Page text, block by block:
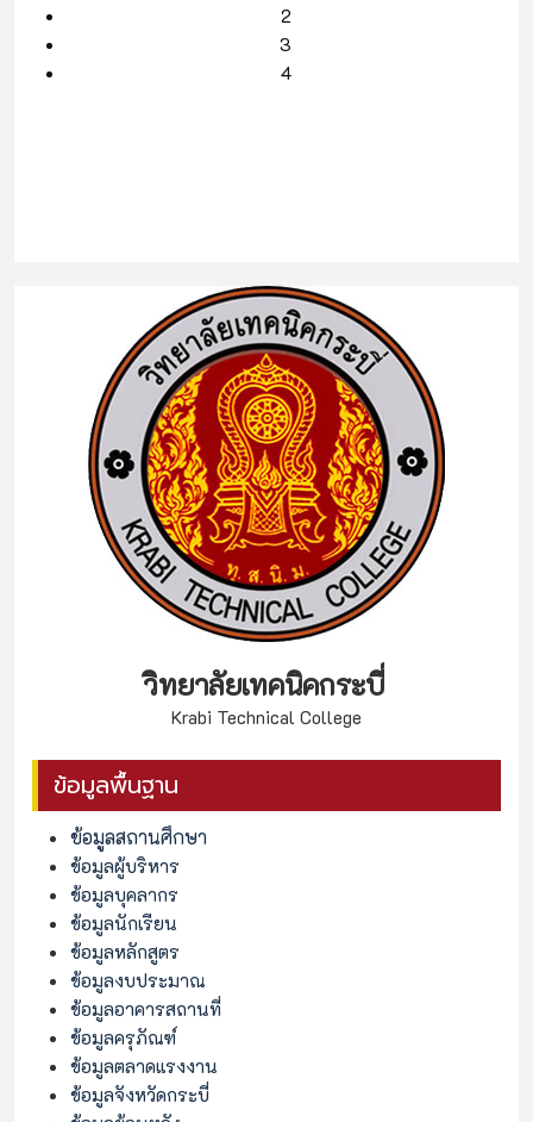
2
3
4
วิทยาลัยเทคนิคกระบี่
Krabi Technical College
ข้อมูลพื้นฐาน
ข้อมูลสถานศึกษา
ข้อมูลผู้บริหาร
ข้อมูลบุคลากร
ข้อมูลนักเรียน
ข้อมูลหลักสูตร
ข้อมูลงบประมาณ
ข้อมูลอาคารสถานที่
ข้อมูลครุภัณฑ์
ข้อมูลตลาดแรงงาน
ข้อมูลจังหวัดกระบี่